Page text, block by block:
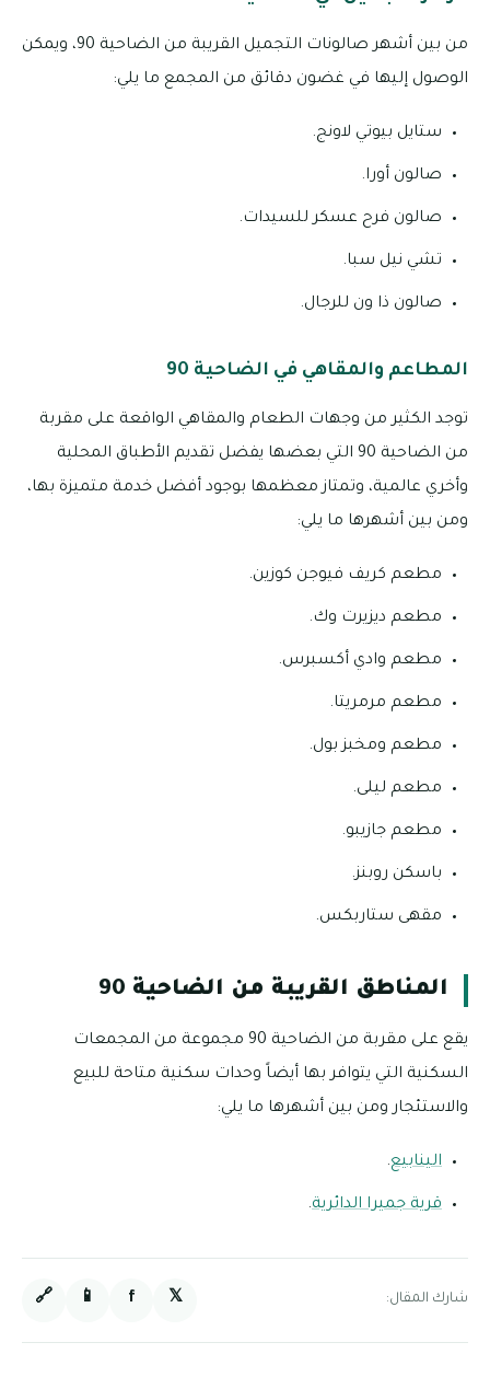
من بين أشهر صالونات التجميل القريبة من الضاحية 90، ويمكن
الوصول إليها في غضون دقائق من المجمع ما يلي:
ستايل بيوتي لاونج.
صالون أورا.
صالون فرح عسكر للسيدات.
تشي نيل سبا.
صالون ذا ون للرجال.
المطاعم والمقاهي في الضاحية 90
توجد الكثير من وجهات الطعام والمقاهي الواقعة على مقربة
من الضاحية 90 التي بعضها يفضل تقديم الأطباق المحلية
وأخري عالمية، وتمتاز معظمها بوجود أفضل خدمة متميزة بها،
ومن بين أشهرها ما يلي:
مطعم كريف فيوجن كوزين.
مطعم ديزيرت وك.
مطعم وادي أكسبرس.
مطعم مرمريتا.
مطعم ومخبز بول.
مطعم ليلى.
مطعم جازيبو.
باسكن روبنز.
مقهى ستاربكس.
المناطق القريبة من الضاحية 90
يقع على مقربة من الضاحية 90 مجموعة من المجمعات
السكنية التي يتوافر بها أيضاً وحدات سكنية متاحة للبيع
والاستئجار ومن بين أشهرها ما يلي:
الينابيع.
قرية جميرا الدائرية.
شارك المقال: 𝕏
f
📱
🔗